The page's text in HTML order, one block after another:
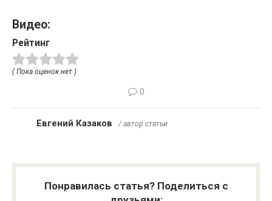
Видео:
Рейтинг
( Пока оценок нет )
0
Евгений Казаков / автор статьи
Понравилась статья? Поделиться с